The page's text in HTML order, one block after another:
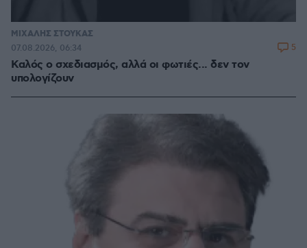
ΜΙΧΑΛΗΣ ΣΤΟΥΚΑΣ
Καλός ο σχεδιασμός, αλλά οι φωτιές... δεν τον
υπολογίζουν
07.08.2026, 06:34 5